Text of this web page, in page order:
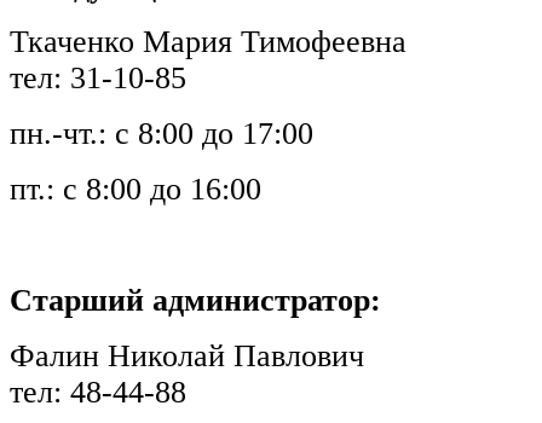
Ткаченко Мария Тимофеевна
тел: 31-10-85
пн.-чт.: с 8:00 до 17:00
пт.: с 8:00 до 16:00
Старший администратор:
Фалин Николай Павлович
тел: 48-44-88